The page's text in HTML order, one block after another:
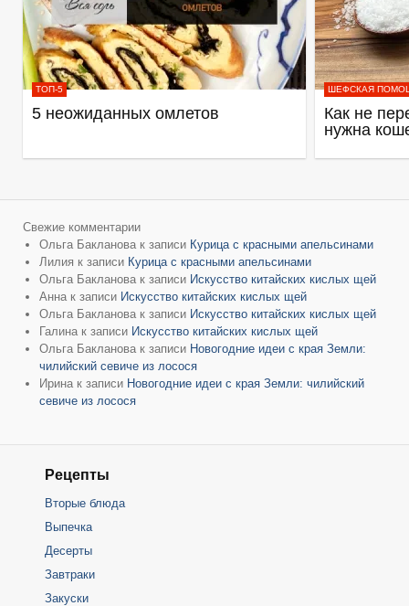
ТОП-5
5 неожиданных омлетов
ШЕФСКАЯ
Как не
нужна
Свежие комментарии
Ольга Бакланова к записи Курица с красными апельсинами
Лилия к записи Курица с красными апельсинами
Ольга Бакланова к записи Искусство китайских кислых щей
Анна к записи Искусство китайских кислых щей
Ольга Бакланова к записи Искусство китайских кислых щей
Галина к записи Искусство китайских кислых щей
Ольга Бакланова к записи Новогодние идеи с края Земли:
чилийский севиче из лосося
Ирина к записи Новогодние идеи с края Земли: чилийский
севиче из лосося
Рецепты
Вторые блюда
Выпечка
Десерты
Завтраки
Закуски